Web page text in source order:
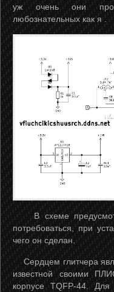
уж очень они
любознательных как я
В схеме
потребоваться, при
чего он сделан.
Сердцем глитчера
известной своими
корпусе TQFP-44.